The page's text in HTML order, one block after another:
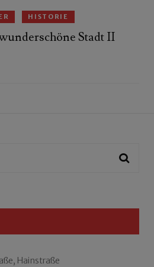
HISTORIE
Stadt II
Hainstraße